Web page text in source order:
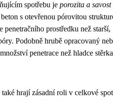
spotřebu je porozita a savost
s otevřenou pórovitou
penetračního prostředku než starší,
Podobně hrubě opracovaný
penetrace než hladce
hrají zásadní roli v celkové